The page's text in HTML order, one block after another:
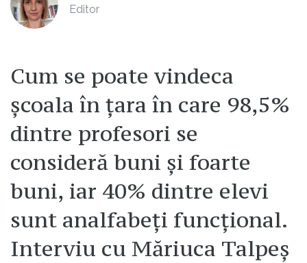
Editor
Cum se poate vindeca
școala în țara în care 98,5%
dintre profesori se
consideră buni și foarte
buni, iar 40% dintre elevi
sunt analfabeți funcțional.
Interviu cu Măriuca Talpeș